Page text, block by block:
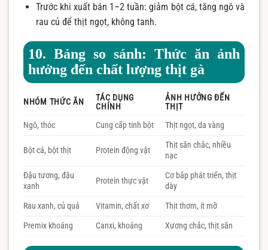
Trước khi xuất bán 1–2 tuần: giảm bột cá, tăng ngô và
rau củ để thịt ngọt, không tanh.
10. Bảng so sánh: Thức ăn ảnh
hưởng đến chất lượng thịt gà
NHÓM THỨC ĂN
TÁC DỤNG
CHÍNH
ẢNH HƯỞNG ĐẾN
THỊT
Ngô, thóc
Cung cấp tinh bột Thịt ngọt, da vàng
Bột cá, bột thịt Protein động vật
Thịt săn chắc, nhiều
nạc
Đậu tương, đậu
xanh
Protein thực vật
Cơ bắp phát triển, thịt
dày
Rau xanh, củ quả
Vitamin, chất xơ
Thịt thơm, ít mỡ
Premix khoáng
Canxi, khoáng Xương chắc, thịt săn